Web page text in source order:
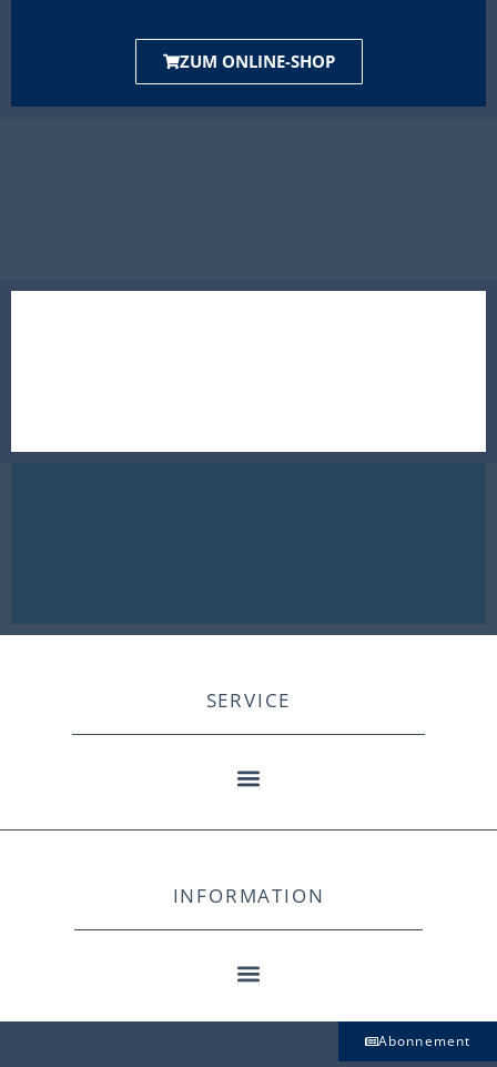
ZUM ONLINE-SHOP
SERVICE
INFORMATION
Abonnement